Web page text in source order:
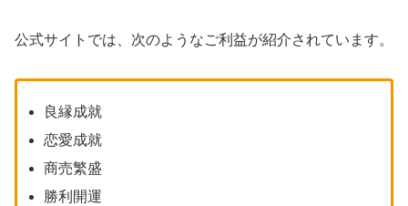
公式サイトでは、次のようなご利益が紹介されています。
良縁成就
恋愛成就
商売繁盛
勝利開運